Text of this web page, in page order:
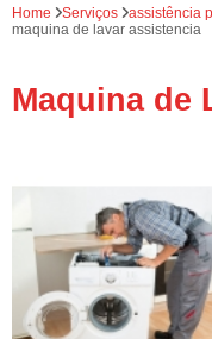
Home Serviços
assistência
maquina de lavar assistencia
Maquina de